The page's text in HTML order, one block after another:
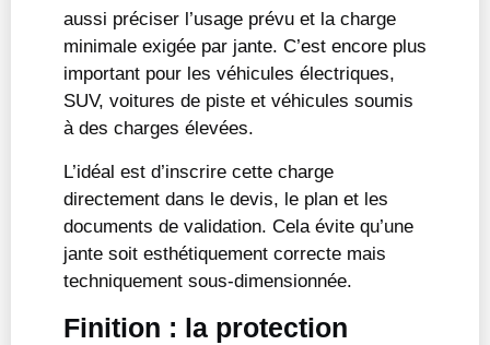
aussi préciser l’usage prévu et la charge
minimale exigée par jante. C’est encore plus
important pour les véhicules électriques,
SUV, voitures de piste et véhicules soumis
à des charges élevées.
L’idéal est d’inscrire cette charge
directement dans le devis, le plan et les
documents de validation. Cela évite qu’une
jante soit esthétiquement correcte mais
techniquement sous-dimensionnée.
Finition : la protection